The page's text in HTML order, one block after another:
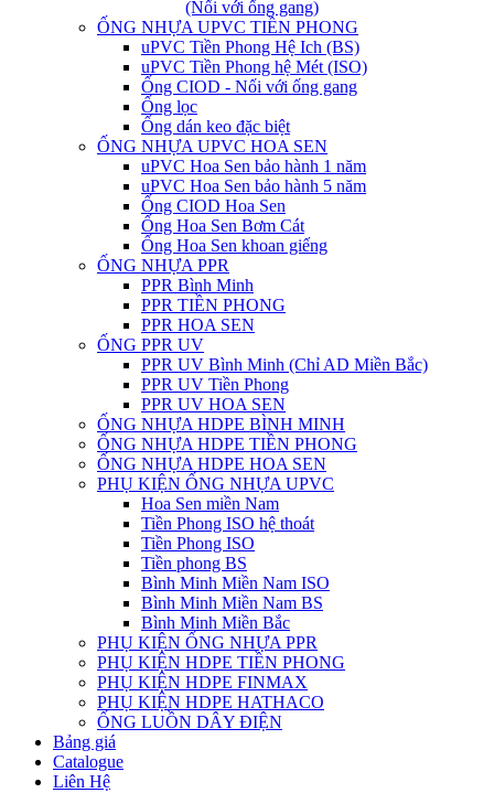
(Nối với ống gang)
ỐNG NHỰA UPVC TIỀN PHONG
uPVC Tiền Phong Hệ Ich (BS)
uPVC Tiền Phong hệ Mét (ISO)
Ống CIOD - Nối với ống gang
Ống lọc
Ống dán keo đặc biệt
ỐNG NHỰA UPVC HOA SEN
uPVC Hoa Sen bảo hành 1 năm
uPVC Hoa Sen bảo hành 5 năm
Ống CIOD Hoa Sen
Ống Hoa Sen Bơm Cát
Ống Hoa Sen khoan giếng
ỐNG NHỰA PPR
PPR Bình Minh
PPR TIỀN PHONG
PPR HOA SEN
ỐNG PPR UV
PPR UV Bình Minh (Chỉ AD Miền Bắc)
PPR UV Tiền Phong
PPR UV HOA SEN
ỐNG NHỰA HDPE BÌNH MINH
ỐNG NHỰA HDPE TIỀN PHONG
ỐNG NHỰA HDPE HOA SEN
PHỤ KIỆN ỐNG NHỰA UPVC
Hoa Sen miền Nam
Tiền Phong ISO hệ thoát
Tiền Phong ISO
Tiền phong BS
Bình Minh Miền Nam ISO
Bình Minh Miền Nam BS
Bình Minh Miền Bắc
PHỤ KIỆN ỐNG NHỰA PPR
PHỤ KIỆN HDPE TIỀN PHONG
PHỤ KIỆN HDPE FINMAX
PHỤ KIỆN HDPE HATHACO
ỐNG LUỒN DÂY ĐIỆN
Bảng giá
Catalogue
Liên Hệ